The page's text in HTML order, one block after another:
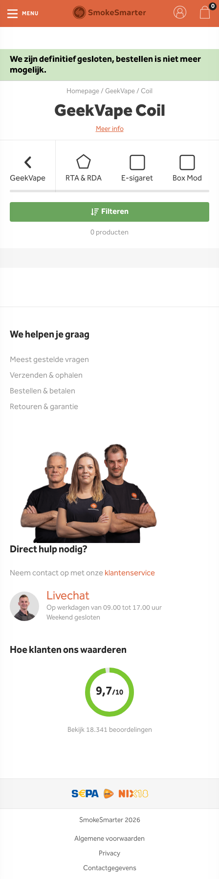
We zijn definitief gesloten, bestellen is niet meer
mogelijk.
MENU
Homepage/GeekVape/ Coil
GeekVape Coil
Meer info
GeekVape RTA & RDA E-sigaret Box Mod
Filteren
0 producten
We helpen je graag
Meest gestelde vragen
Verzenden & ophalen
Bestellen & betalen
Retouren & garantie
Direct hulp nodig?
Neem contact op met onzeklantenservice
Livechat
Op werkdagen van 09.00 tot 17.00 uur
Weekend gesloten
Hoe klanten ons waarderen
9,7/10
Bekijk 18.341 beoordelingen
SmokeSmarter 2026
Algemene voorwaarden
Privacy
Contactgegevens